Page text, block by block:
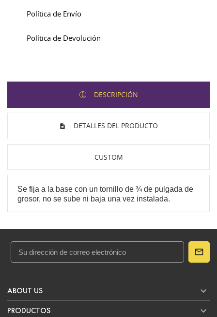
Política de Envío
Política de Devolución
DESCRIPCIÓN
DETALLES DEL PRODUCTO
CUSTOM
Se fija a la base con un tornillo de ¾ de pulgada de
grosor, no se sube ni baja una vez instalada.
en stock primero 0 Artículos
Composición
Tamaño
ABOUT US 
PRODUCTOS 